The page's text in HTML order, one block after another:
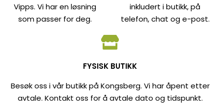
Vipps. Vi har en løsning
som passer for deg.
inkludert i butikk, på
telefon, chat og e-post.
FYSISK BUTIKK
Besøk oss i vår butikk på Kongsberg. Vi har åpent etter
avtale. Kontakt oss for å avtale dato og tidspunkt.